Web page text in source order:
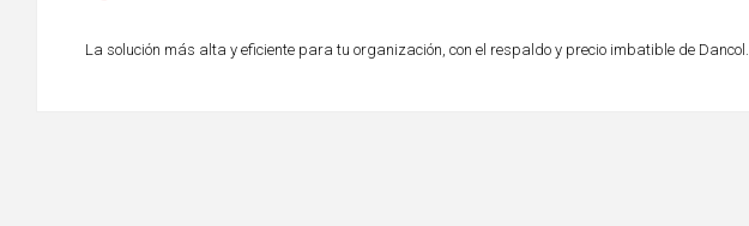
La solución más alta y eficiente para tu organización, con el respaldo y precio imbatible de Dancol.